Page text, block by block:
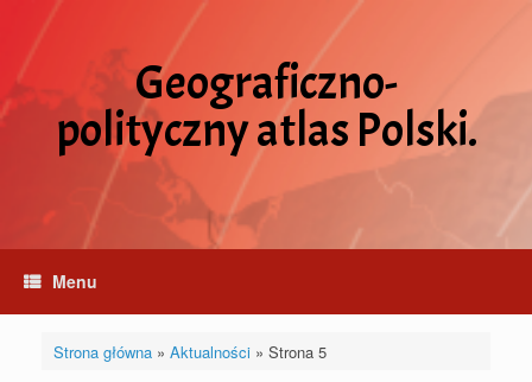
content
Geograficzno-
polityczny atlas Polski.
Menu
Strona główna» Aktualności» Strona 5